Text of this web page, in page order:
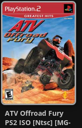
ATV Offroad Fury
PS2 ISO [Ntsc] [MG-